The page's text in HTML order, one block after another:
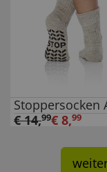
Stoppersocken
€14,99€ 8,99